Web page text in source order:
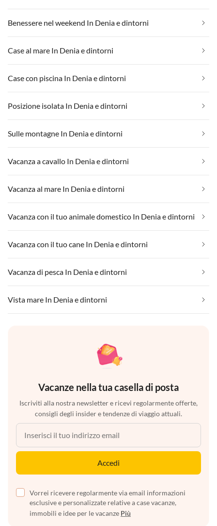
Benessere nel weekend In Denia e dintorni
Case al mare In Denia e dintorni
Case con piscina In Denia e dintorni
Posizione isolata In Denia e dintorni
Sulle montagne In Denia e dintorni
Vacanza a cavallo In Denia e dintorni
Vacanza al mare In Denia e dintorni
Vacanza con il tuo animale domestico In Denia e dintorni
Vacanza con il tuo cane In Denia e dintorni
Vacanza di pesca In Denia e dintorni
Vista mare In Denia e dintorni
Vacanze nella tua casella di posta
Iscriviti alla nostra newsletter e ricevi regolarmente offerte,
consigli degli insider e tendenze di viaggio attuali.
Accedi
Vorrei ricevere regolarmente via email informazioni
esclusive e personalizzate relative a case vacanze,
immobili e idee per le vacanze Più